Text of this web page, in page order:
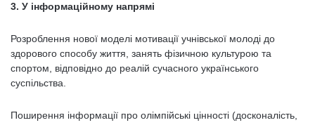
3. У інформаційному напрямі
Розроблення нової моделі мотивації учнівської молоді до
здорового способу життя, занять фізичною культурою та
спортом, відповідно до реалій сучасного українського
суспільства.
Поширення інформації про олімпійські цінності (досконалість,